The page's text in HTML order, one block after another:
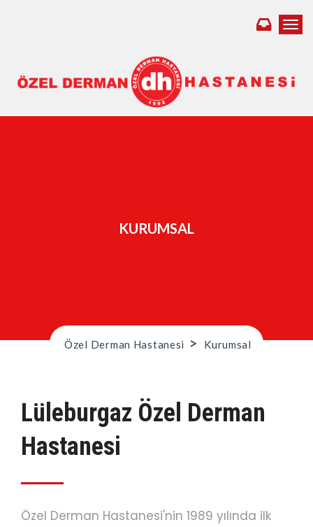
KURUMSAL
Özel Derman Hastanesi > Kurumsal
Lüleburgaz Özel Derman
Hastanesi
Özel Derman Hastanesi'nin 1989 yılında ilk